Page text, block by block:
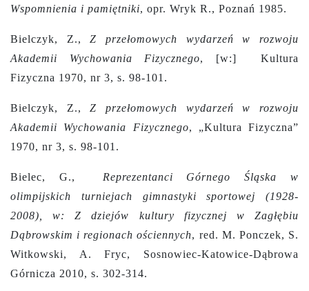
Wspomnienia i pamiętniki, opr. Wryk R., Poznań 1985.
Bielczyk, Z.,Z przełomowych wydarzeń w rozwoju
Akademii Wychowania Fizycznego, [w:]
Kultura
Fizyczna 1970, nr 3, s. 98-101.
Bielczyk, Z.,Z przełomowych wydarzeń w rozwoju
Akademii Wychowania Fizycznego, „Kultura Fizyczna”
1970, nr 3, s. 98-101.
Bielec, G., Reprezentanci Górnego Śląska w
olimpijskich turniejach gimnastyki sportowej (1928-
2008), w: Z dziejów kultury fizycznej w Zagłębiu
Dąbrowskim i regionach ościennych, red. M. Ponczek, S.
Witkowski, A. Fryc, Sosnowiec-Katowice-Dąbrowa
Górnicza 2010, s. 302-314.